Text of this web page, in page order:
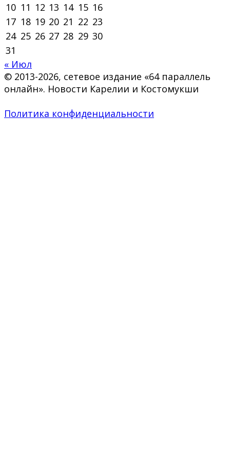
10 11 12 13 14 15 16
17 18 19 20 21 22 23
24 25 26 27 28 29 30
31
« Июл
© 2013-2026, сетевое издание «64 параллель
онлайн». Новости Карелии и Костомукши
Политика конфиденциальности